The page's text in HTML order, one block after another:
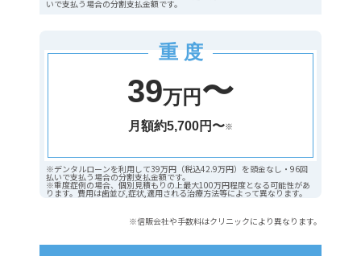
いで支払う場合の分割支払金額です。
重 度
39万円 〜
月額約5,700円〜※
※デンタルローンを利用して39万円（税込42.9万円）を頭金なし・96回
払いで支払う場合の分割支払金額です。
※重度症例の場合、個別見積もりの上最大100万円程度となる可能性があ
ります。費用は歯並び,症状,適用される治療方法等によって異なります。
※信販会社や手数料はクリニックにより異なります。